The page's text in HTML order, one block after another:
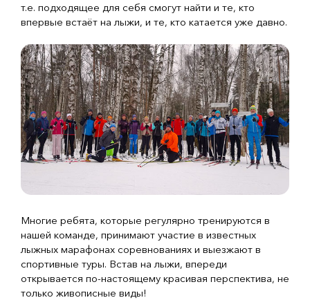
т.е. подходящее для себя смогут найти и те, кто
впервые встаёт на лыжи, и те, кто катается уже давно.
Многие ребята, которые регулярно тренируются в
нашей команде, принимают участие в известных
лыжных марафонах соревнованиях и выезжают в
спортивные туры. Встав на лыжи, впереди
открывается по-настоящему красивая перспектива, не
только живописные виды!